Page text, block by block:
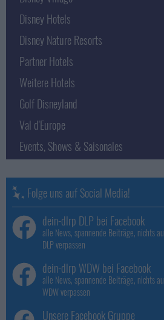
Disney Hotels
Disney Nature Resorts
Partner Hotels
Weitere Hotels
Golf Disneyland
Val d'Europe
Events, Shows & Saisonales
Folge uns auf Social Media!
dein-dlrp DLP bei Facebook
alle News, spannende Beiträge, nichts
DLP verpassen
dein-dlrp WDW bei Facebook
alle News, spannende Beiträge, nichts
WDW verpassen
Unsere Facebook Gruppe